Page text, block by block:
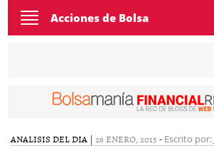
Toggle
navigation
Acciones de Bolsa
ANALISIS DEL DIA | 26 ENERO, 2015 - Escrito por: